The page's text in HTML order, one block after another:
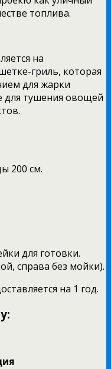
топлива.
на
гриль, которая
для жарки
для тушения овощей
200 см.
для готовки.
справа без мойки).
на 1 год.